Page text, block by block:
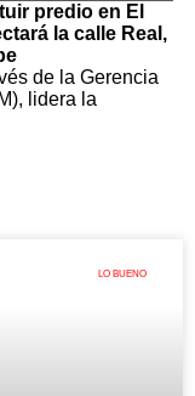
predio en El
la calle Real,
de la Gerencia
lidera la
LO BUENO